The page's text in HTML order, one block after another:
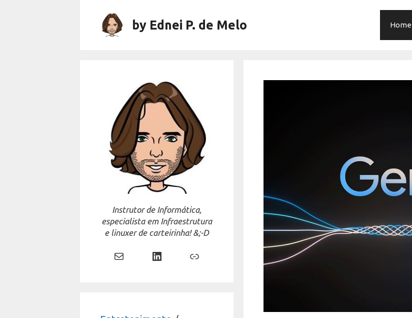
by Ednei P. de Melo Home
Instrutor de Informática,
especialista em Infraestrutura
e linuxer de carteirinha! &;-D
Mail LinkedIn Link